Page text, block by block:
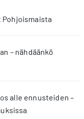
– nähdäänkö
alle ennusteiden –